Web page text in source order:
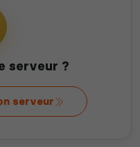
serveur ?
serveur